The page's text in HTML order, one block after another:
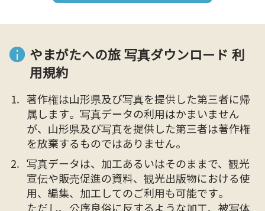
やまがたへの旅 写真ダウンロード 利
用規約
著作権は山形県及び写真を提供した第三者に帰
属します。写真データの利用はかまいません
が、山形県及び写真を提供した第三者は著作権
を放棄するものではありません。
写真データは、加工あるいはそのままで、観光
宣伝や販売促進の資料、観光出版物における使
用、編集、加工してのご利用も可能です。
ただし、公序良俗に反するような加工、被写体